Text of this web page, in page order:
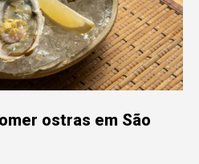
ostras em São